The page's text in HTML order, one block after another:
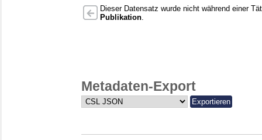
Dieser Datensatz wurde nicht während einer
Publikation
Metadaten-Export